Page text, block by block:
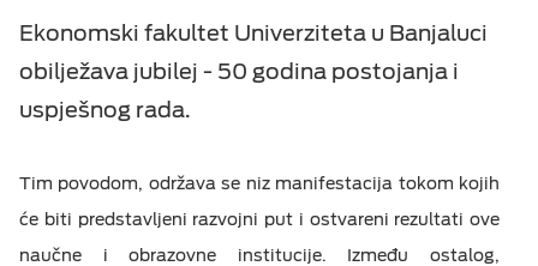
Ekonomski fakultet Univerziteta u Banjaluci
obilježava jubilej - 50 godina postojanja i
uspješnog rada.
Tim povodom, održava se niz manifestacija tokom kojih
će biti predstavljeni razvojni put i ostvareni rezultati ove
naučne i obrazovne institucije. Između ostalog,